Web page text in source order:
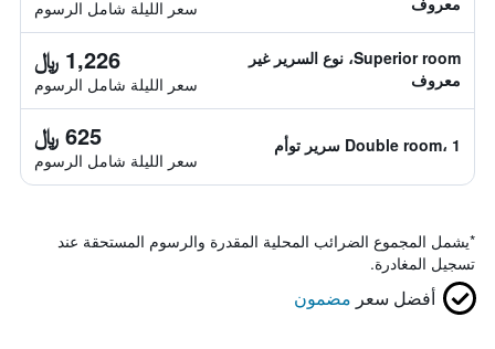
سعر الليلة شامل الرسوم
Superior room، نوع السرير غير
معروف
1,226 ﷼
سعر الليلة شامل الرسوم
Double room، 1 سرير توأم 625 ﷼
سعر الليلة شامل الرسوم
*يشمل المجموع الضرائب المحلية المقدرة والرسوم المستحقة عند
تسجيل المغادرة.
أفضل سعر مضمون